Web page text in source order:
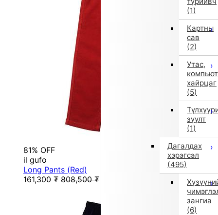
(1)
Картны
сав
(2)
Утас,
хайрцаг
(5)
зүүлт
(1)
Дагалдах
хэрэгсэл
(495)
зангиа
(6)
81% OFF
il gufo
Long Pants (Red)
161,300 ₮ 808,500 ₮